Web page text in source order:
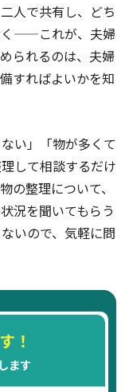
人で共有し、どち
く——これが、夫婦
られるのは、夫婦
すればよいかを知
い」「物が多くて
して相談するだけ
の整理について、
況を聞いてもらう
いので、気軽に問
！
ます